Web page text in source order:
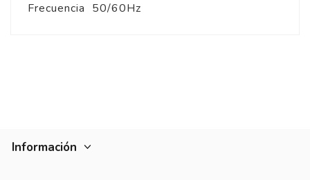
Frecuencia 50/60Hz
Información